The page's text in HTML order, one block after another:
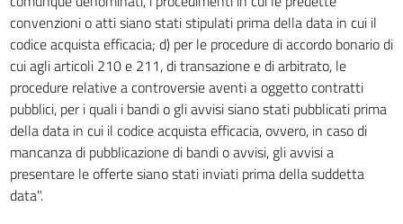
MODALITÀ DI AFFIDAMENTO - PRINCIPI COMUNI
28
29
30
31
32
33
convenzioni o atti siano stati stipulati prima della data in cui il
codice acquista efficacia; d) per le procedure di accordo bonario di
cui agli articoli 210 e 211, di transazione e di arbitrato, le
procedure relative a controversie aventi a oggetto contratti
pubblici, per i quali i bandi o gli avvisi siano stati pubblicati prima
della data in cui il codice acquista efficacia, ovvero, in caso di
mancanza di pubblicazione di bandi o avvisi, gli avvisi a
presentare le offerte siano stati inviati prima della suddetta
data".